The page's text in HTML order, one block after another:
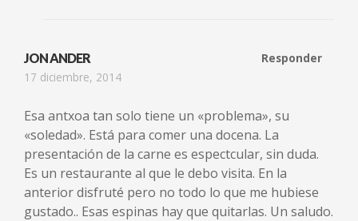
JON ANDER
17 diciembre, 2014
Responder
Esa antxoa tan solo tiene un «problema», su
«soledad». Está para comer una docena. La
presentación de la carne es espectcular, sin duda.
Es un restaurante al que le debo visita. En la
anterior disfruté pero no todo lo que me hubiese
gustado.. Esas espinas hay que quitarlas. Un saludo.